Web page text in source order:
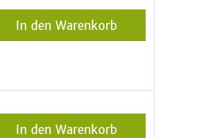
In den Warenkorb
In den Warenkorb